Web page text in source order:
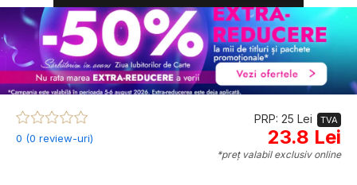
0 (0 review-uri)
PRP: 25 Lei TVA
23.8 Lei
*preț valabil exclusiv online